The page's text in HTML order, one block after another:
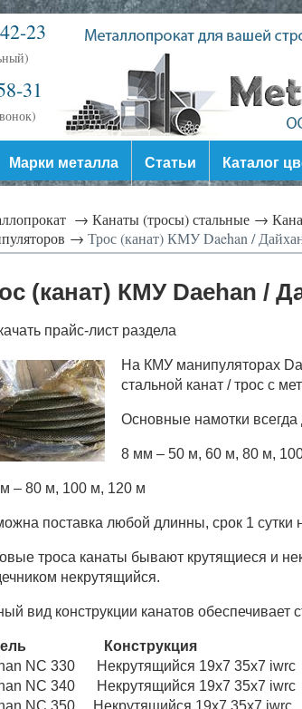
23
31
Марки металла Статьи Каталог
→ Канаты (тросы) стальные →
→ Трос (канат) КМУ Daehan /
(канат) КМУ Daehan /
прайс-лист раздела
На КМУ манипуляторах
стальной канат / трос с
Основные намотки
8 мм – 50 м, 60 м, 80 м,
– 80 м, 100 м, 120 м
поставка любой длинны, срок 1 сутки
троса канаты бывают крутящиеся и
некрутящийся.
вид конструкции канатов обеспечивает
Конструкция
NC 330
Некрутящийся 19х7 35х7 iwrc
NC 340
Некрутящийся 19х7 35х7 iwrc